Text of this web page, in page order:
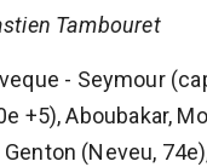
Tambouret
- Seymour
+5), Aboubakar,
(Neveu,